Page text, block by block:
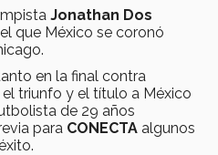
Jonathan Dos
que México se coronó
en la final contra
triunfo y el título a México
de 29 años
para CONECTA algunos